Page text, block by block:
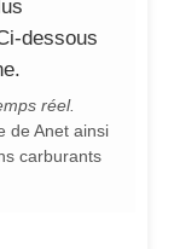
dessous
réel.
de Anet ainsi
carburants